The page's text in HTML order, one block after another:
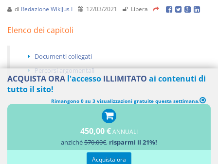
di Redazione WikiJus I 12/03/2021 Libera
Elenco dei capitoli
Documenti collegati
Percorsi argomentali
ACQUISTA ORA l'accesso ILLIMITATO ai contenuti di
tutto il sito!
Rimangono 0 su 3 visualizzazioni gratuite questa settimana.
450,00 €ANNUALI
anziché570.00€, risparmi il 21%!
Acquista ora